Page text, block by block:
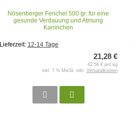
Nösenberger Fenchel 500 gr. für eine
gesunde Verdauung und Atmung
Kaninchen
Lieferzeit: 12-14 Tage
21,28 €
42,56 € pro kg
inkl. 7 % MwSt. inkl. Versandkosten